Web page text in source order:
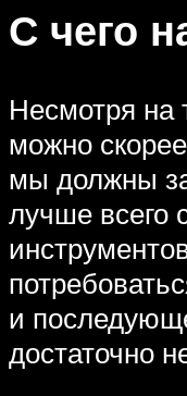
С чего
Несмотря на
можно
мы должны
лучше всего
и
достаточно